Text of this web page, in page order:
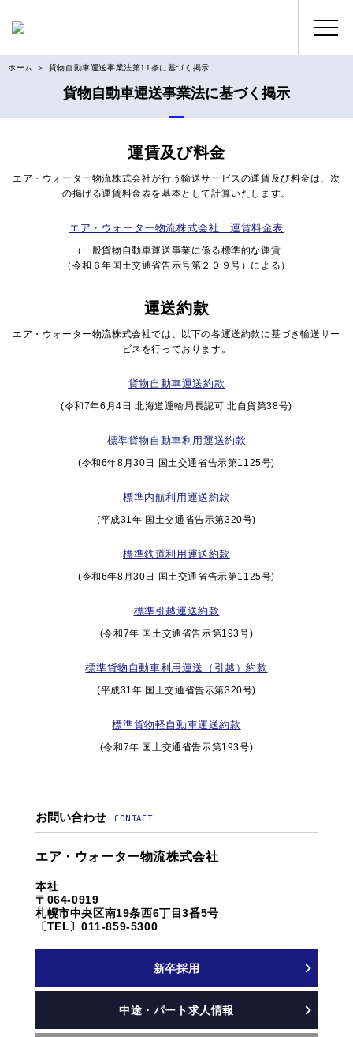
ホーム 貨物自動車運送事業法第11条に基づく掲示
貨物自動車運送事業法に基づく掲示
運賃及び料金
エア・ウォーター物流株式会社が行う輸送サービスの運賃及び料金は、次
の掲げる運賃料金表を基本として計算いたします。
エア・ウォーター物流株式会社 運賃料金表
（一般貨物自動車運送事業に係る標準的な運賃
（令和６年国土交通省告示号第２０９号）による）
運送約款
エア・ウォーター物流株式会社では、以下の各運送約款に基づき輸送サー
ビスを行っております。
貨物自動車運送約款
(令和7年6月4日 北海道運輸局長認可 北自貨第38号)
標準貨物自動車利用運送約款
(令和6年8月30日 国土交通省告示第1125号)
標準内航利用運送約款
(平成31年 国土交通省告示第320号)
標準鉄道利用運送約款
(令和6年8月30日 国土交通省告示第1125号)
標準引越運送約款
(令和7年 国土交通省告示第193号)
標準貨物自動車利用運送（引越）約款
(平成31年 国土交通省告示第320号)
標準貨物軽自動車運送約款
(令和7年 国土交通省告示第193号)
お問い合わせ CONTACT
エア・ウォーター物流株式会社
本社
〒064-0919
札幌市中央区南19条西6丁目3番5号
〔TEL〕011-859-5300
新卒採用
中途・パート求人情報